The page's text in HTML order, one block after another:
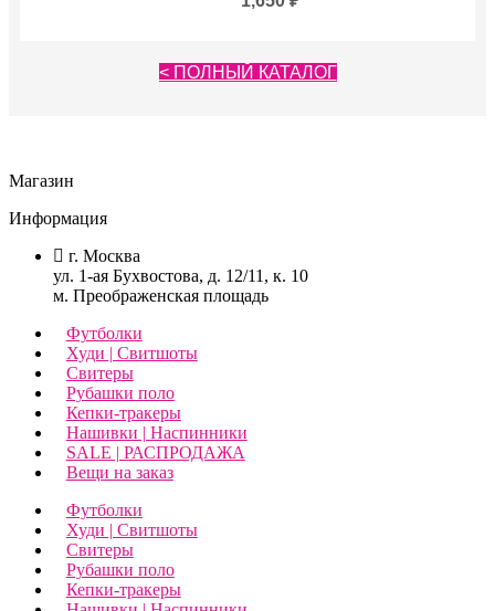
< ПОЛНЫЙ КАТАЛОГ
Магазин
Информация
г. Москва
ул. 1-ая Бухвостова, д. 12/11, к. 10
м. Преображенская площадь
Футболки
Худи | Свитшоты
Свитеры
Рубашки поло
Кепки-тракеры
Нашивки | Наспинники
SALE | РАСПРОДАЖА
Вещи на заказ
Футболки
Худи | Свитшоты
Свитеры
Рубашки поло
Кепки-тракеры